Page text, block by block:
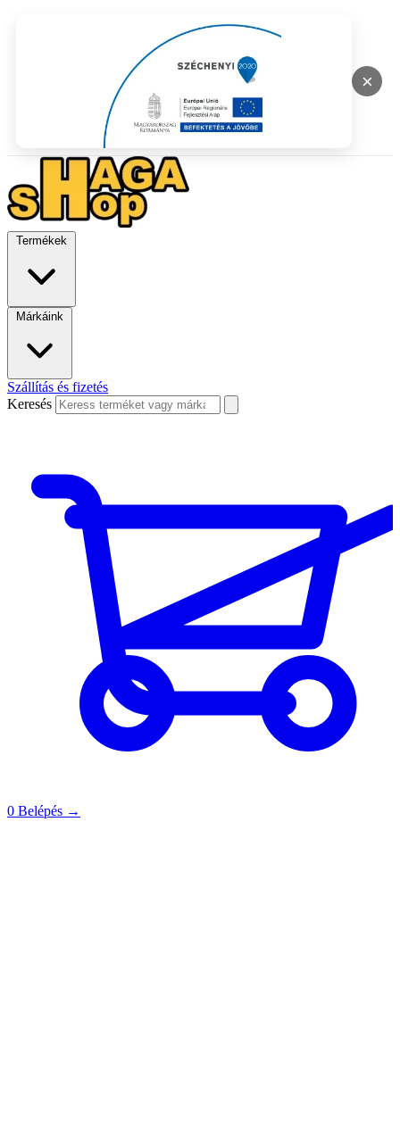
×
Termékek
Márkáink
Szállítás és fizetés
Keresés
0 Belépés →